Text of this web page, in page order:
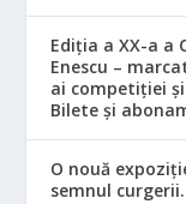
Ediția a XX-a a
Enescu –
ai competiției
Bilete și
O nouă
semnul